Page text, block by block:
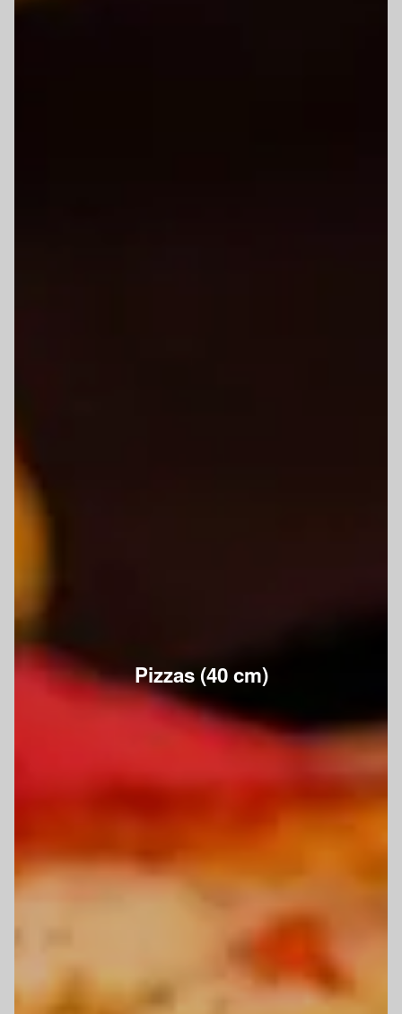
Pizzas (40 cm)